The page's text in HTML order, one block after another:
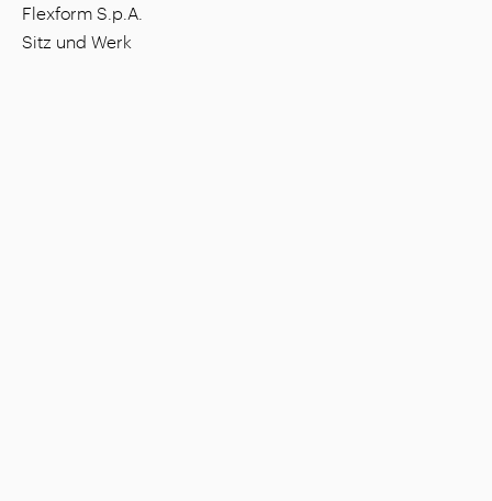
Flexform S.p.A.
Sitz und Werk